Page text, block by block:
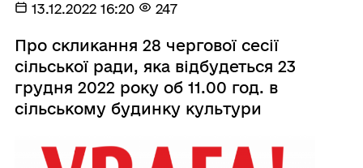
13.12.2022 16:20 247
Про скликання 28 чергової сесії
сільської ради, яка відбудеться 23
грудня 2022 року об 11.00 год. в
сільському будинку культури